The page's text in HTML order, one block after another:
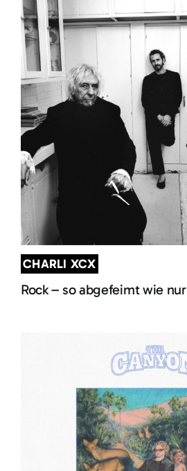
CHARLI XCX
Rock – so abgefeimt wie nur